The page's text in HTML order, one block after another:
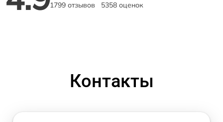
1799 отзывов 5358 оценок
Контакты